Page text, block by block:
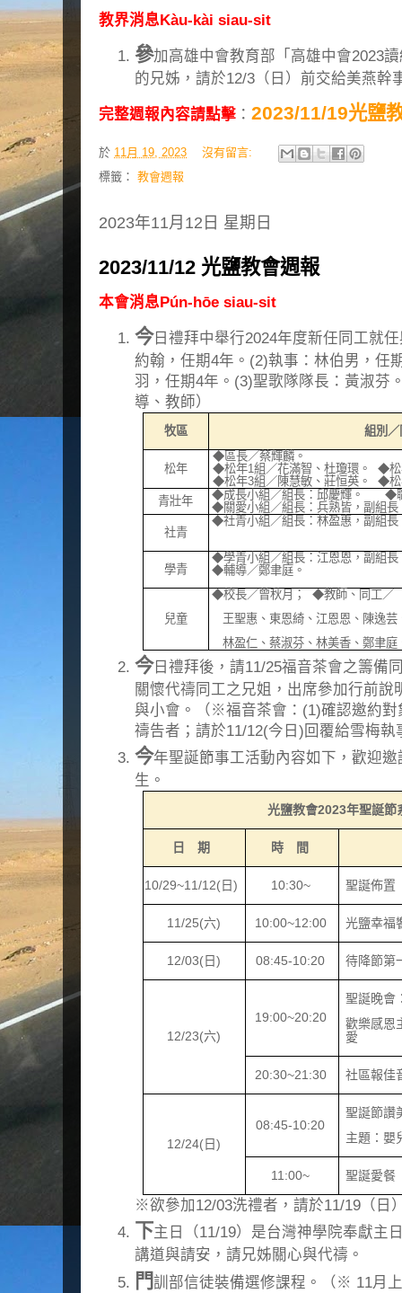
教界消息Kàu-kài siau-sit
參加高雄中會教育部「高雄中會2023
的兄姊，請於12/3（日）前交給美燕幹
完整週報內容請點擊 ： 2023/11/19光鹽
於 11月 19, 2023
沒有留言:
標籤： 教會週報
2023年11月12日 星期日
2023/11/12 光鹽教會週報
本會消息Pún-hōe siau-sit
今日禮拜中舉行2024年度新任同工就
約翰，任期4年。(2)執事：林伯男，任
羽，任期4年。(3)聖歌隊隊長：黃淑芬
導、教師）
牧區 組別／
松年
◆區長／蔡輝麟。
◆松年1組／花滿智、杜瓊環。 ◆
◆松年3組／陳慧敏、莊恒英。
◆松
青壯年
◆成長小組／組長：邱慶輝。
◆
◆關愛小組／組長：兵熟皆，副組長
社青
◆社青小組／組長：林盈惠，副組長
學青
◆學青小組／組長：江恩恩，副組長
◆輔導／鄭聿庭。
兒童
◆校長／曾秋月；
◆教師、同工／
王聖惠、東恩綺、江恩恩、陳逸
林盈仁、蔡淑芬、林美香、鄭聿
今日禮拜後，請11/25福音茶會之籌備
關懷代禱同工之兄姐，出席參加行前
與小會。（※福音茶會：(1)確認邀約
禱告者；請於11/12(今日)回覆給雪梅執
今年聖誕節事工活動內容如下，歡迎
生。
光鹽教會2023年聖誕節
日 期 時 間
10/29~11/12(日) 10:30~ 聖誕佈置
11/25(六) 10:00~12:00 光鹽幸福
12/03(日) 08:45-10:20 待降節第
12/23(六)
19:00~20:20
聖誕晚會
歡樂感恩
愛
20:30~21:30 社區報佳
12/24(日)
08:45-10:20
聖誕節讚
主題：嬰
11:00~ 聖誕愛餐
※欲參加12/03洗禮者，請於11/19（日
下主日（11/19）是台灣神學院奉獻主
講道與請安，請兄姊關心與代禱。
門訓部信徒裝備選修課程。（※ 11月